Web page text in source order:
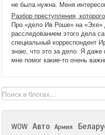
не была нужна. Меня
Разбор преступления,
Про «дело Ив Роше» на
расследованием этого дела
специальный корреспондент
знаю, что это за дело. Я даже
мне помог какие-то очень
WOW Авто Армия